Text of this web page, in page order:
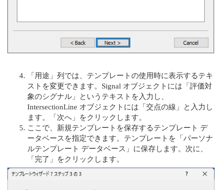
「用途」列では、テンプレートの使用時に表示するテキ
ストを変更できます。Signal オブジェクトには「評価対
象のシグナル」というテキストを入力し、
IntersectionLine オブジェクトには「交点の線」と入力し
ます。「次へ」をクリックします。
ここで、新規テンプレートを保存するテンプレート デ
ータベースを指定できます。テンプレートを「パーソナ
ルテンプレート データベース」に保存します。次に、
「完了」をクリックします。